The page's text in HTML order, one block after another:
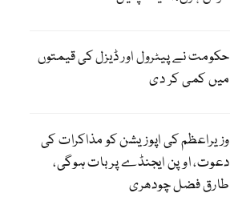
حکومت نے پیٹرول اور ڈیزل کی قیمتوں
میں کمی کر دی
وزیراعظم کی اپوزیشن کو مذاکرات کی
دعوت، اوپن ایجنڈے پر بات ہوگی،
طارق فضل چودھری